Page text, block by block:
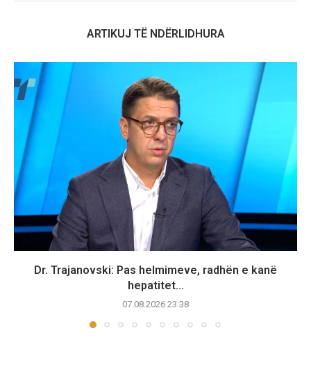
ARTIKUJ TË NDËRLIDHURA
Dr. Trajanovski: Pas helmimeve, radhën e kanë
hepatitet...
07.08.2026 23:38